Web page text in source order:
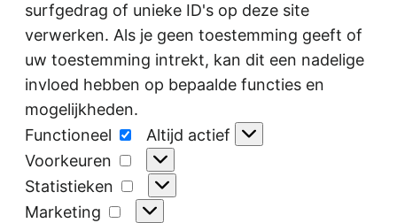
surfgedrag of unieke ID's op deze site
verwerken. Als je geen toestemming geeft of
uw toestemming intrekt, kan dit een nadelige
invloed hebben op bepaalde functies en
mogelijkheden.
Functioneel
Functioneel
Altijd actief
Voorkeuren
Voorkeuren
Statistieken
Statistieken
Marketing
Marketing